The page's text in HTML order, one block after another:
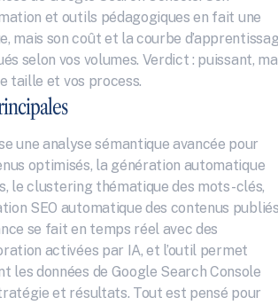
et outils pédagogiques en fait une
mais son coût et la courbe
selon vos volumes. Verdict : puissant,
taille et vos process.
une analyse sémantique avancée pour
optimisés, la génération automatique
le clustering thématique des mots-clés,
SEO automatique des contenus
se fait en temps réel avec des
activées par IA, et l’outil permet
les données de Google Search Console
et résultats. Tout est pensé pour